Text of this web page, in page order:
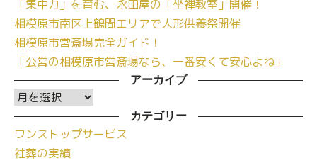
「集中力」を育む、永田屋の「坐禅教室」開催！
相模原市南区上鶴間エリアで人形供養祭開催
相模原市営斎場完全ガイド！
「公営の相模原市営斎場なら、一番安くて安心よね」
アーカイブ
ア
ー
カ
イ
カテゴリー
ワンストップサービス
社葬の実績